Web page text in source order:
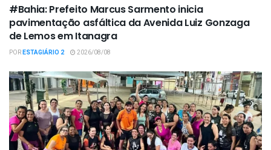
#Bahia: Prefeito Marcus Sarmento inicia
pavimentação asfáltica da Avenida Luiz Gonzaga
de Lemos em Itanagra
PORESTAGIÁRIO 2 2026/08/08